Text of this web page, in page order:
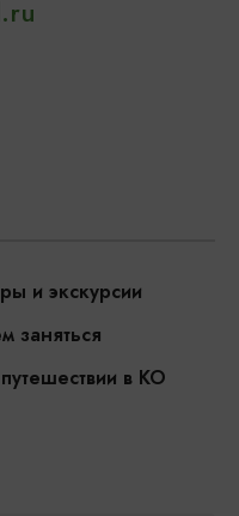
и экскурсии
заняться
в КО